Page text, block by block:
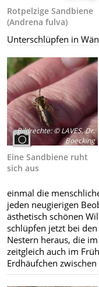
Rotpelzige Sandbiene
(Andrena fulva)
Unterschlüpfen in
Bildrechte:© LAVES, Dr.
Boecking
Eine Sandbiene ruht
sich aus
einmal die
jeden neugierigen
ästhetisch schönen
schlüpfen jetzt bei
Nestern heraus, die
zeitgleich auch im
Erdhäufchen